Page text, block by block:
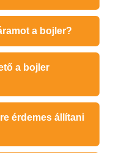
a bojler?
a bojler
érdemes állítani